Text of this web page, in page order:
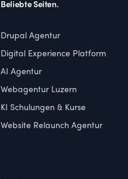
Beliebte Seiten.
Drupal Agentur
Digital Experience Platform
AI Agentur
Webagentur Luzern
KI Schulungen & Kurse
Website Relaunch Agentur